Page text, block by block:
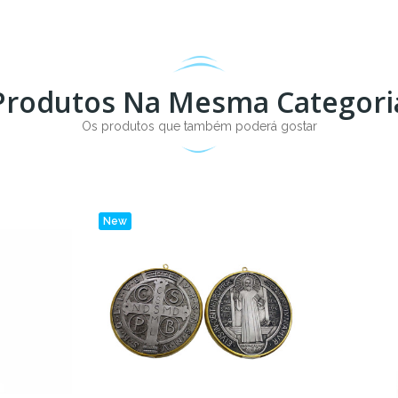
Na Mesma
Os produtos que também poderá gostar
New